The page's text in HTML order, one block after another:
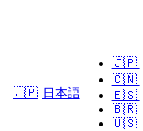
🇯🇵 日本語
🇯🇵
🇨🇳
🇪🇸
🇧🇷
🇺🇸